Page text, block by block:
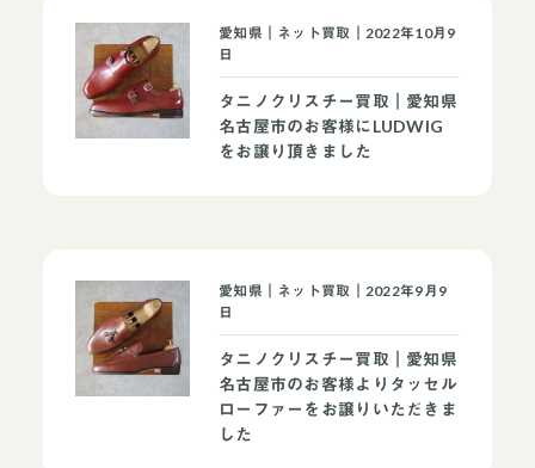
愛知県｜ネット買取｜2022年10月9
日
タニノクリスチー買取｜愛知県
名古屋市のお客様にLUDWIG
をお譲り頂きました
愛知県｜ネット買取｜2022年9月9
日
タニノクリスチー買取｜愛知県
名古屋市のお客様よりタッセル
ローファーをお譲りいただきま
した